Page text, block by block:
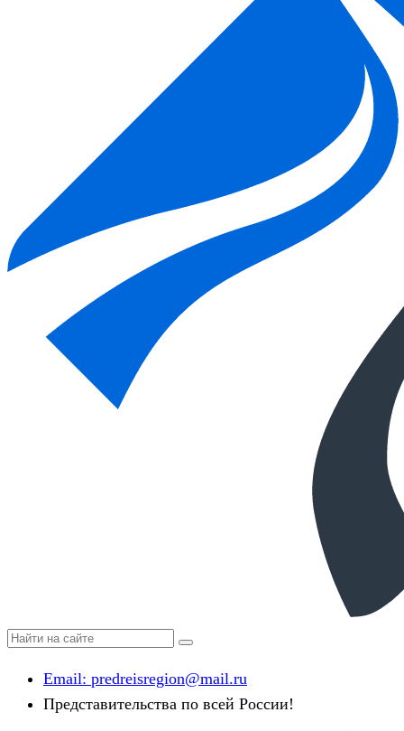
Email: predreisregion@mail.ru
Представительства по всей России!